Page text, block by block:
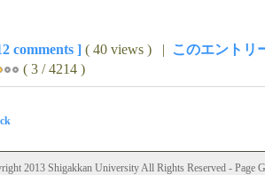
comments ] ( 40 views ) | このエントリ
( 3 / 4214 )
2013 Shigakkan University All Rights Reserved - Page